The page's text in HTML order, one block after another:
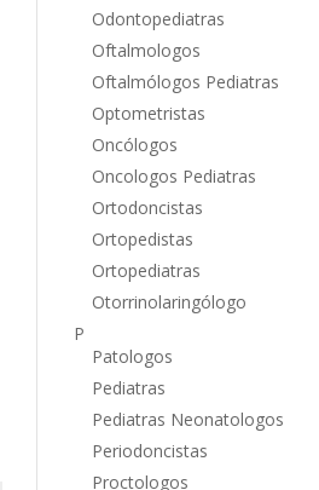
Odontopediatras
Oftalmologos
Oftalmólogos Pediatras
Optometristas
Oncólogos
Oncologos Pediatras
Ortodoncistas
Ortopedistas
Ortopediatras
Otorrinolaringólogo
P
Patologos
Pediatras
Pediatras Neonatologos
Periodoncistas
Proctologos